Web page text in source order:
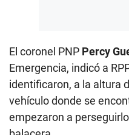
El coronel PNP Percy
Emergencia, indicó a
identificaron, a la altura
vehículo donde se
empezaron a